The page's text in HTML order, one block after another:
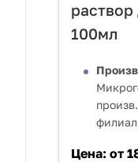
100мл
Цена: от